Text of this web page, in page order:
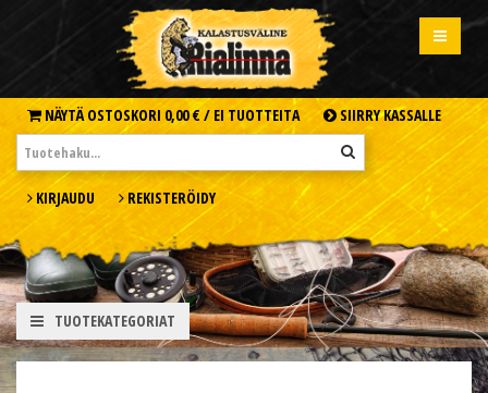
NÄYTÄ OSTOSKORI 0,00 € / EI TUOTTEITA SIIRRY KASSALLE
KIRJAUDU REKISTERÖIDY
TUOTEKATEGORIAT